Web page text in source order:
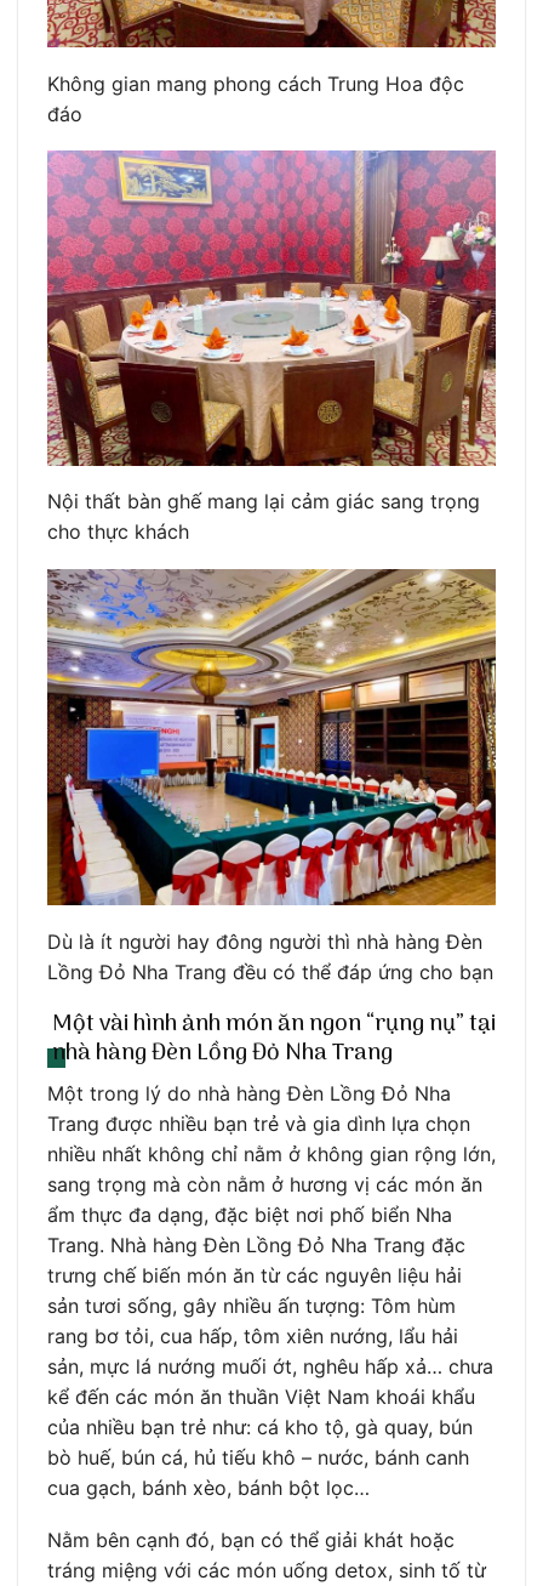
Không gian mang phong cách Trung Hoa độc
đáo
Nội thất bàn ghế mang lại cảm giác sang trọng
cho thực khách
Dù là ít người hay đông người thì nhà hàng Đèn
Lồng Đỏ Nha Trang đều có thể đáp ứng cho bạn
Một vài hình ảnh món ăn ngon “rụng nụ” tại
nhà hàng Đèn Lồng Đỏ Nha Trang
Một trong lý do nhà hàng Đèn Lồng Đỏ Nha
Trang được nhiều bạn trẻ và gia dình lựa chọn
nhiều nhất không chỉ nằm ở không gian rộng lớn,
sang trọng mà còn nằm ở hương vị các món ăn
ẩm thực đa dạng, đặc biệt nơi phố biển Nha
Trang. Nhà hàng Đèn Lồng Đỏ Nha Trang đặc
trưng chế biến món ăn từ các nguyên liệu hải
sản tươi sống, gây nhiều ấn tượng: Tôm hùm
rang bơ tỏi, cua hấp, tôm xiên nướng, lẩu hải
sản, mực lá nướng muối ớt, nghêu hấp xả… chưa
kể đến các món ăn thuần Việt Nam khoái khẩu
của nhiều bạn trẻ như: cá kho tộ, gà quay, bún
bò huế, bún cá, hủ tiếu khô – nước, bánh canh
cua gạch, bánh xèo, bánh bột lọc…
Nằm bên cạnh đó, bạn có thể giải khát hoặc
tráng miệng với các món uống detox, sinh tố từ